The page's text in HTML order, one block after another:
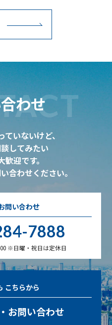
わせ
ていないけど、
してみたい
歓迎です。
合わせください。
問い合わせ
7888
※日曜・祝日は定休日
こちらから
お問い合わせ